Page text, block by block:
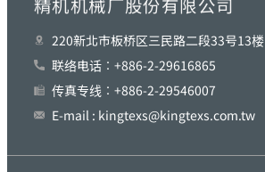
精机机械厂股份有限公司
220新北巿板桥区三民路二段33号13楼
联络电话︰+886-2-29616865
传真专线︰+886-2-29546007
E-mail : kingtexs@kingtexs.com.tw